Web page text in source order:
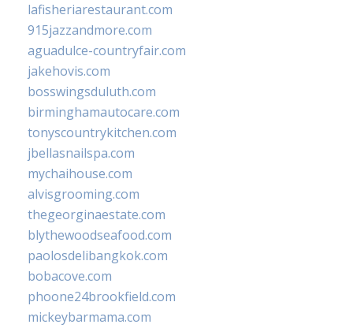
lafisheriarestaurant.com
915jazzandmore.com
aguadulce-countryfair.com
jakehovis.com
bosswingsduluth.com
birminghamautocare.com
tonyscountrykitchen.com
jbellasnailspa.com
mychaihouse.com
alvisgrooming.com
thegeorginaestate.com
blythewoodseafood.com
paolosdelibangkok.com
bobacove.com
phoone24brookfield.com
mickeybarmama.com